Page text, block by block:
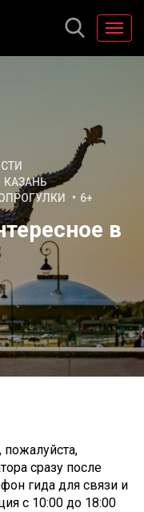
КАЗАНЬ
6+
в
пожалуйста,
сразу после
гида для связи и
с 10:00 до 18:00